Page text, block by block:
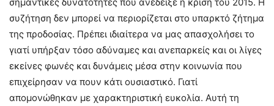
σημαντικές δυνατότητες που ανέδειξε η κρίση του 2015. Η
συζήτηση δεν μπορεί να περιορίζεται στο υπαρκτό ζήτημα
της προδοσίας. Πρέπει ιδιαίτερα να μας απασχολήσει το
γιατί υπήρξαν τόσο αδύναμες και ανεπαρκείς και οι λίγες
εκείνες φωνές και δυνάμεις μέσα στην κοινωνία που
επιχείρησαν να πουν κάτι ουσιαστικό. Γιατί
απομονώθηκαν με χαρακτηριστική ευκολία. Αυτή τη